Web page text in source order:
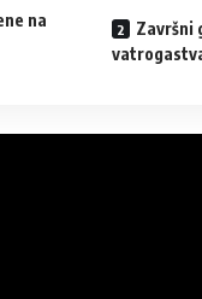
na
Završni